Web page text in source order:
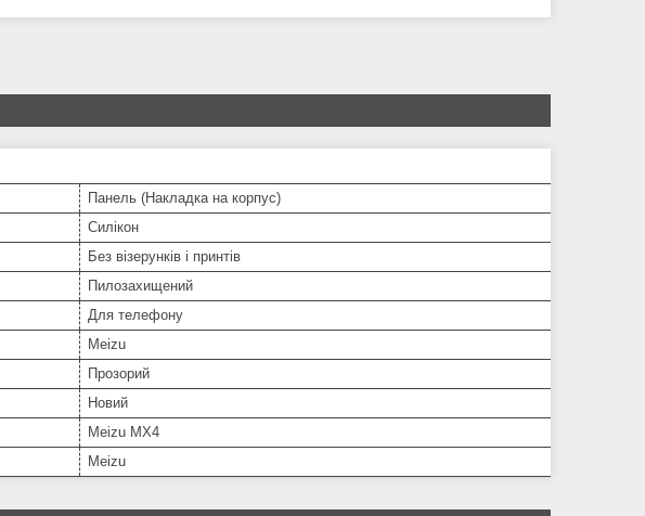
Панель (Накладка на корпус)
Силікон
Без візерунків і принтів
Пилозахищений
Для телефону
Meizu
Прозорий
Новий
Meizu MX4
Meizu